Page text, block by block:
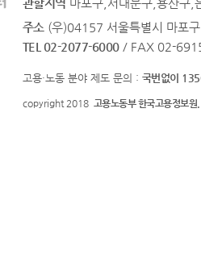
관할지역 마포구,서대문구,용산구,
주소 (우)04157 서울특별시 마포
TEL 02-2077-6000 / FAX 02-
고용·노동 분야 제도 문의 : 국번없이
copyright 2018 고용노동부 한국고용정보원.